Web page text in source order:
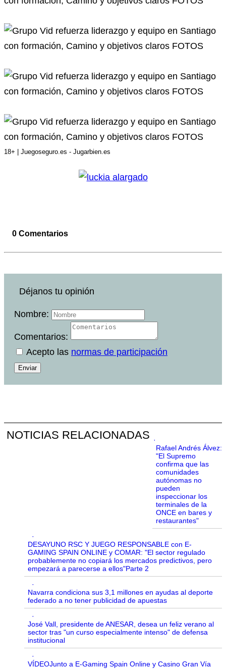
18+ | Juegoseguro.es - Jugarbien.es
0 Comentarios
Déjanos tu opinión
Nombre:
Comentarios:
Acepto las normas de participación
Enviar
NOTICIAS RELACIONADAS ·
Rafael Andrés Álvez:
"El Supremo
confirma que las
comunidades
autónomas no
pueden
inspeccionar los
terminales de la
ONCE en bares y
restaurantes"
·
DESAYUNO RSC Y JUEGO RESPONSABLE con E-
GAMING SPAIN ONLINE y COMAR: "El sector regulado
probablemente no copiará los mercados predictivos, pero
empezará a parecerse a ellos"Parte 2
·
Navarra condiciona sus 3,1 millones en ayudas al deporte
federado a no tener publicidad de apuestas
·
José Vall, presidente de ANESAR, desea un feliz verano al
sector tras "un curso especialmente intenso" de defensa
institucional
·
VÍDEOJunto a E-Gaming Spain Online y Casino Gran Vía